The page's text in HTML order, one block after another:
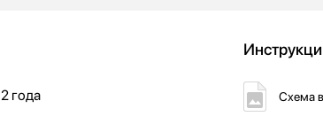
2 года Схема